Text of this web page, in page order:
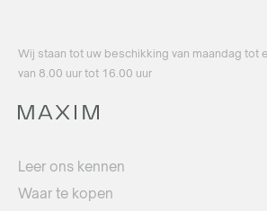
Wij staan ​​tot uw beschikking van maandag tot
van 8.00 uur tot 16.00 uur
Leer ons kennen
Waar te kopen